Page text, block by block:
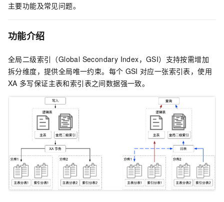
主要功能及常见问题。
功能介绍
全局二级索引（Global Secondary Index，GSI）支持按需增加
拆分维度，提供全局唯一约束。每个 GSI 对应一张索引表，使用
XA 多写保证主表和索引表之间数据强一致。